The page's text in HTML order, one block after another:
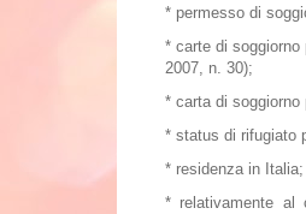
* permesso di
*carte di soggiorno
2007, n. 30);
* carta di soggiorno
* status di rifugiato
* residenza in Italia;
* relativamente al